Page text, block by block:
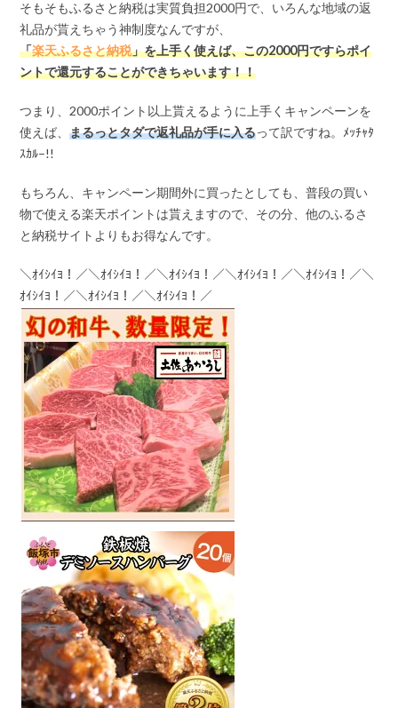
そもそもふるさと納税は実質負担2000円で、いろんな地域の返
礼品が貰えちゃう神制度なんですが、
「楽天ふるさと納税」を上手く使えば、この2000円ですらポイ
ントで還元することができちゃいます！！
つまり、2000ポイント以上貰えるように上手くキャンペーンを
使えば、まるっとタダで返礼品が手に入るって訳ですね。ﾒｯﾁｬﾀ
ｽｶﾙ–!!
もちろん、キャンペーン期間外に買ったとしても、普段の買い
物で使える楽天ポイントは貰えますので、その分、他のふるさ
と納税サイトよりもお得なんです。
＼ｵｲｼｲﾖ！／＼ｵｲｼｲﾖ！／＼ｵｲｼｲﾖ！／＼ｵｲｼｲﾖ！／＼ｵｲｼｲﾖ！／＼
ｵｲｼｲﾖ！／＼ｵｲｼｲﾖ！／＼ｵｲｼｲﾖ！／